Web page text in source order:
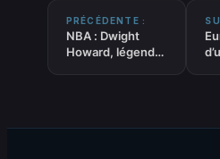
PRÉCÉDENTE :
NBA : Dwight
Howard, légende